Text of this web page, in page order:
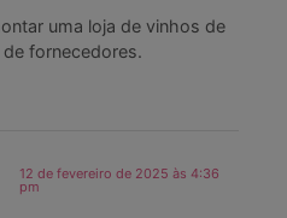
uma loja de vinhos de
fornecedores.
12 de fevereiro de 2025 às 4:36
pm